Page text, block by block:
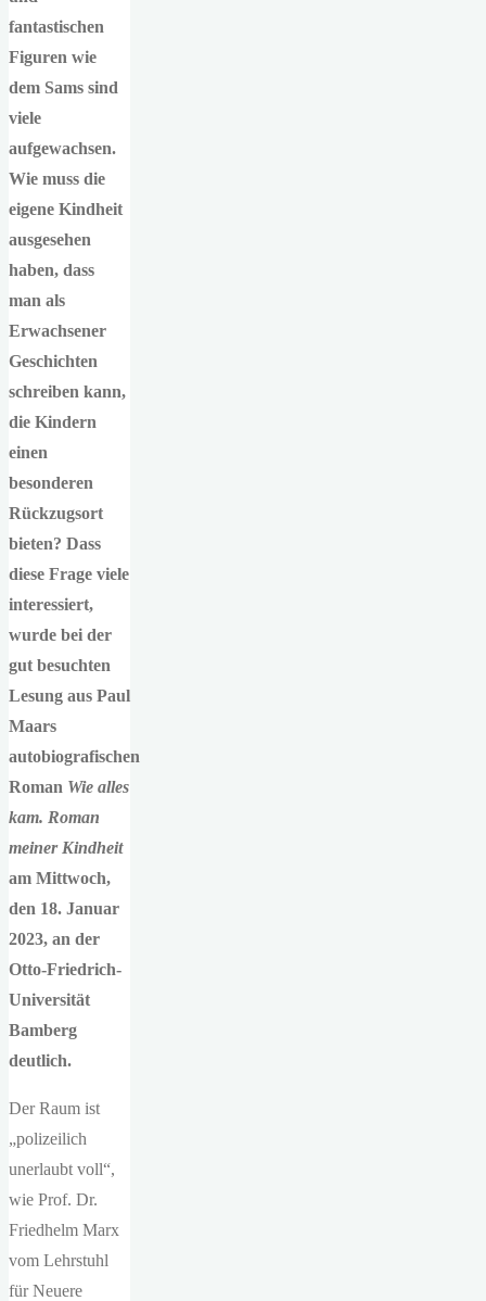
fantastischen
Figuren wie
dem Sams sind
viele
aufgewachsen.
Wie muss die
eigene Kindheit
ausgesehen
haben, dass
man als
Erwachsener
Geschichten
schreiben kann,
die Kindern
einen
besonderen
Rückzugsort
bieten? Dass
diese Frage viele
interessiert,
wurde bei der
gut besuchten
Lesung aus Paul
Maars
autobiografischen
Roman Wie alles
kam. Roman
meiner Kindheit
am Mittwoch,
den 18. Januar
2023, an der
Otto-Friedrich-
Universität
Bamberg
deutlich.
Der Raum ist
„polizeilich
unerlaubt voll“,
wie Prof. Dr.
Friedhelm Marx
vom Lehrstuhl
für Neuere